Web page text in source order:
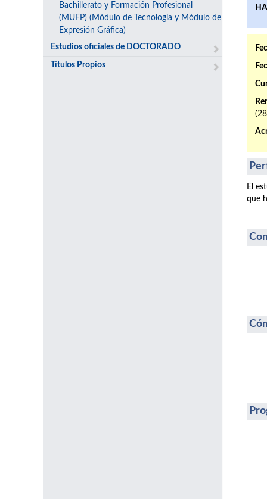
Bachillerato y Formación Profesional
(MUFP) (Módulo de Tecnología y Módulo de
Expresión Gráfica)
Estudios oficiales de DOCTORADO
Títulos Propios
El
que